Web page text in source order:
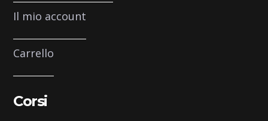
Il mio account
Carrello
Corsi